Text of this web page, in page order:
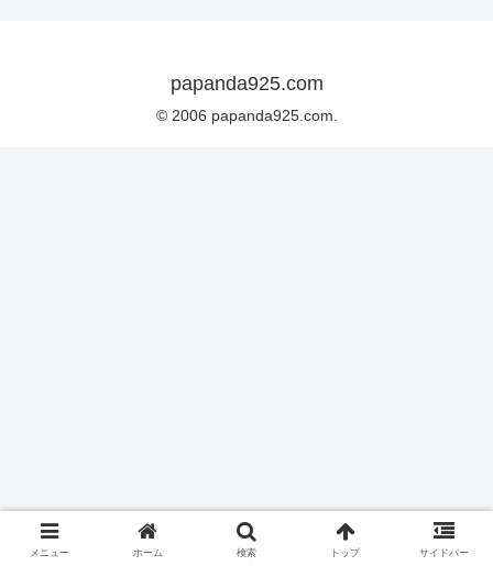
papanda925.com
© 2006 papanda925.com.
メニュー ホーム 検索 トップ サイドバー